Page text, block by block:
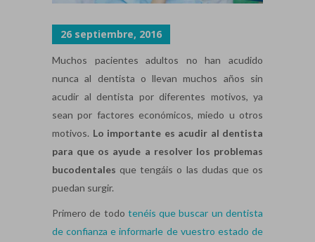
26 septiembre, 2016
Muchos pacientes adultos no han acudido
nunca al dentista o llevan muchos años sin
acudir al dentista por diferentes motivos, ya
sean por factores económicos, miedo u otros
motivos. Lo importante es acudir al dentista
para que os ayude a resolver los problemas
bucodentales que tengáis o las dudas que os
puedan surgir.
Primero de todo tenéis que buscar un dentista
de confianza e informarle de vuestro estado de